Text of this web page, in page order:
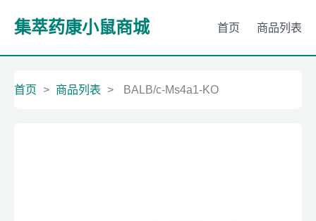
集萃药康小鼠商城 首页 商品列表
首页 > 商品列表 > BALB/c-Ms4a1-KO